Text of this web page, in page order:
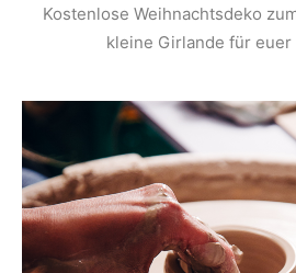
Kostenlose Weihnachtsdeko
kleine Girlande für